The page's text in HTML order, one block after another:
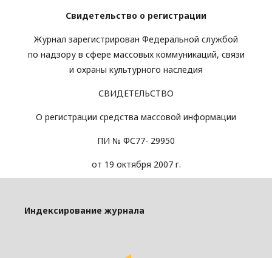
Свидетельство о регистрации
Журнал зарегистрирован Федеральной службой
по надзору в сфере массовых коммуникаций, связи
и охраны культурного наследия
СВИДЕТЕЛЬСТВО
О регистрации средства массовой информации
ПИ № ФС77- 29950
от 19 октября 2007 г.
Индексирование журнала